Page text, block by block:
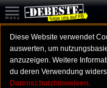
Diese Website verwendet
auswerten, um
anzuzeigen. Weitere
du deren Verwendung
Datenschutzhinweisen.